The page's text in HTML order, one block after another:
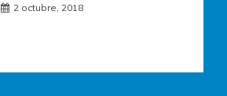
2 octubre, 2018